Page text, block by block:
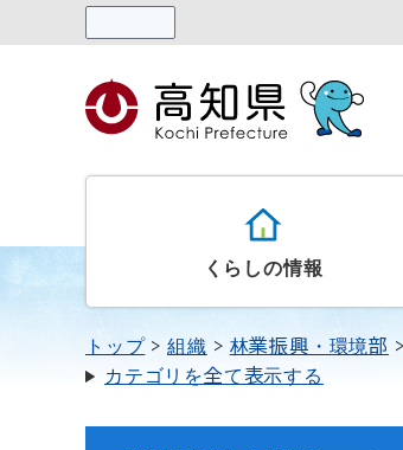
くらしの情報
トップ 組織 林業振興・環境部
カテゴリを全て表示する